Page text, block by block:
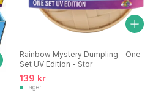
Rainbow Mystery Dumpling - One
Set UV Edition - Stor
139 kr
I lager